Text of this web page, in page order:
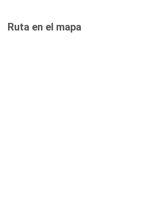
Ruta en el mapa